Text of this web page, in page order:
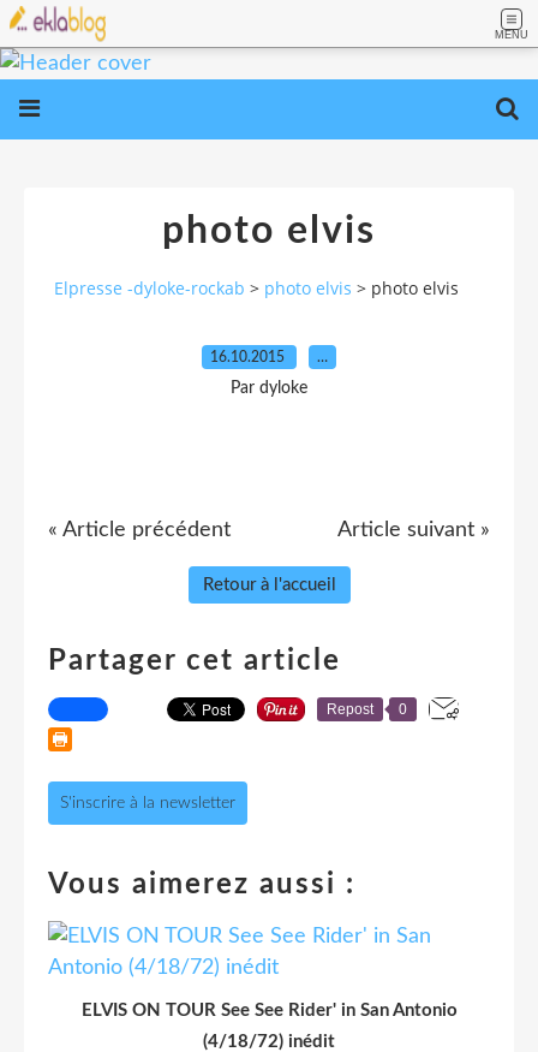
MENU
photo elvis
Elpresse -dyloke-rockab > photo elvis > photo elvis
16.10.2015 …
Par dyloke
« Article précédent Article suivant »
Retour à l'accueil
Partager cet article
Repost 0
S'inscrire à la newsletter
Vous aimerez aussi :
ELVIS ON TOUR See See Rider' in San Antonio
(4/18/72) inédit